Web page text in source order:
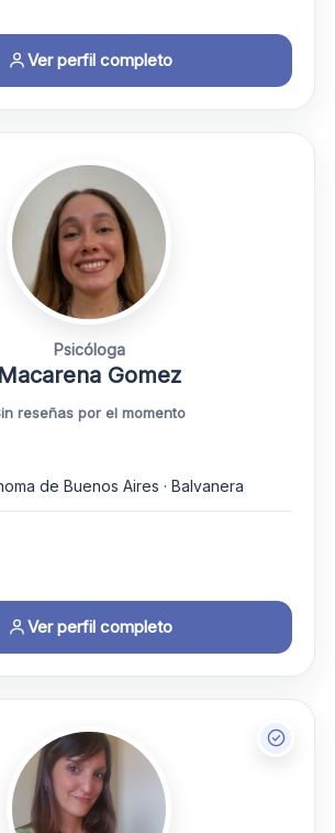
Ver perfil completo
Psicóloga
Macarena Gomez
reseñas por el momento
de Buenos Aires · Balvanera
Ver perfil completo